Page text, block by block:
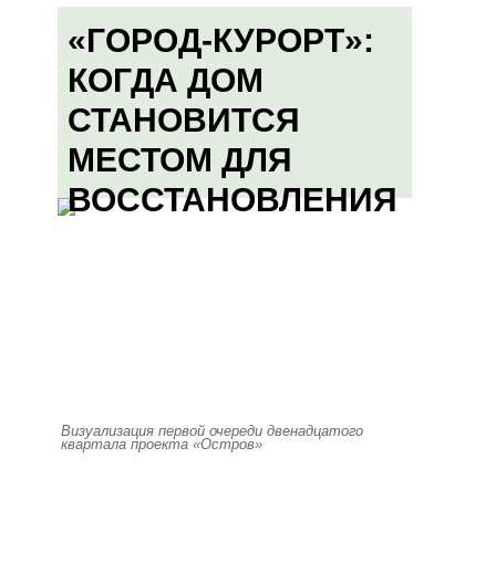
«ГОРОД-КУРОРТ»:
КОГДА ДОМ
СТАНОВИТСЯ
МЕСТОМ ДЛЯ
ВОССТАНОВЛЕНИЯ
Визуализация первой очереди двенадцатого
квартала проекта «Остров»